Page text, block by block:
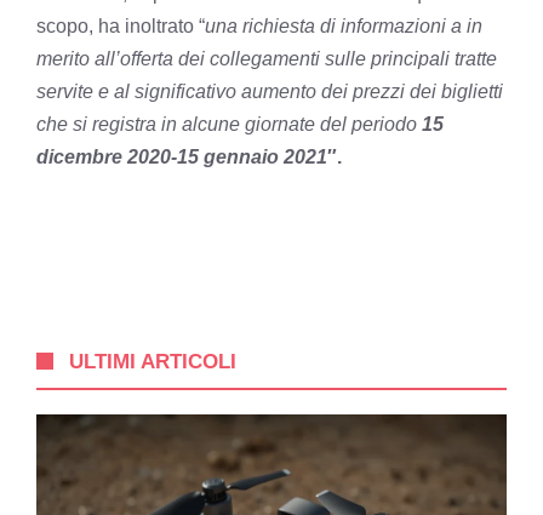
scopo, ha inoltrato “una richiesta di informazioni a in
merito all’offerta dei collegamenti sulle principali tratte
servite e al significativo aumento dei prezzi dei biglietti
che si registra in alcune giornate del periodo 15
dicembre 2020-15 gennaio 2021″.
ULTIMI ARTICOLI